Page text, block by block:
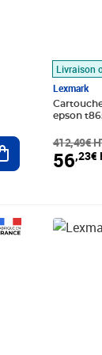
Ajouter au
Livraison
Lexmark
epson
412,49€
56,23€
Prix
Prix